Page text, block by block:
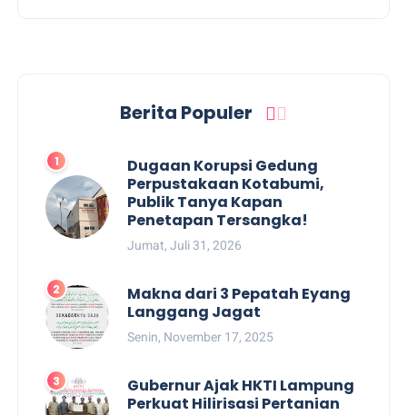
Berita Populer
Dugaan Korupsi Gedung
Perpustakaan Kotabumi,
Publik Tanya Kapan
Penetapan Tersangka!
Jumat, Juli 31, 2026
Makna dari 3 Pepatah Eyang
Langgang Jagat
Senin, November 17, 2025
Gubernur Ajak HKTI Lampung
Perkuat Hilirisasi Pertanian